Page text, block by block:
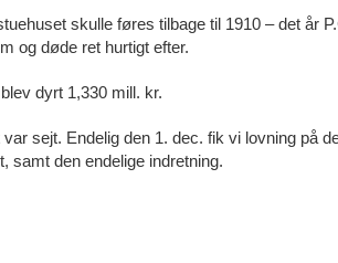
skulle føres tilbage til 1910 – det år
og døde ret hurtigt efter.
dyrt 1,330 mill. kr.
sejt. Endelig den 1. dec. fik vi lovning på
samt den endelige indretning.